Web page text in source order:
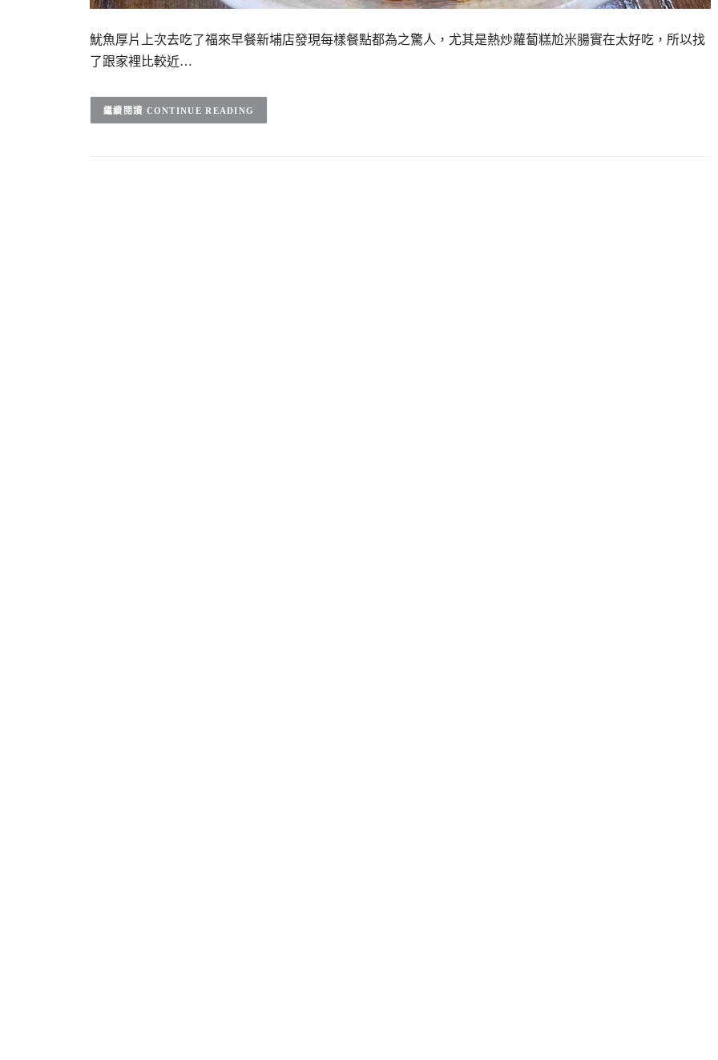
魷魚厚片上次去吃了福來早餐新埔店發現每樣餐點都為之驚人，尤其是熱炒蘿蔔糕尬米腸實在太好吃，所以找
了跟家裡比較近…
CONTINUE READING